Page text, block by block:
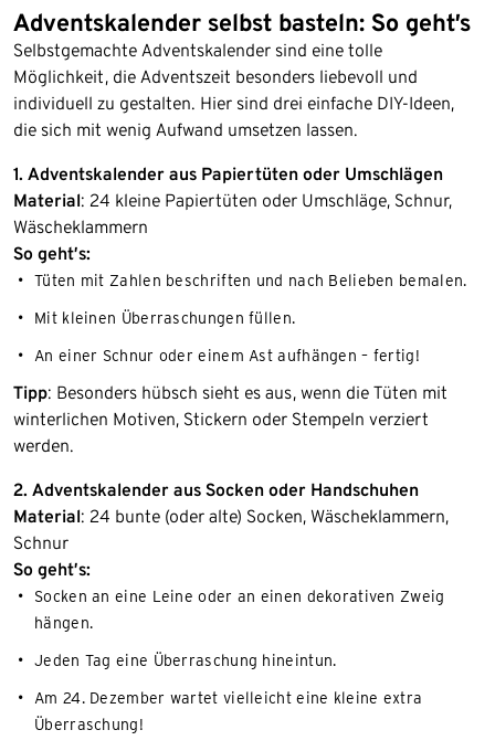
Adventskalender selbst basteln: So geht’s
Selbstgemachte Adventskalender sind eine tolle
Möglichkeit, die Adventszeit besonders liebevoll und
individuell zu gestalten. Hier sind drei einfache DIY-Ideen,
die sich mit wenig Aufwand umsetzen lassen.
1. Adventskalender aus Papiertüten oder Umschlägen
Material: 24 kleine Papiertüten oder Umschläge, Schnur,
Wäscheklammern
So geht’s:
Tüten mit Zahlen beschriften und nach Belieben bemalen.
Mit kleinen Überraschungen füllen.
An einer Schnur oder einem Ast aufhängen – fertig!
Tipp: Besonders hübsch sieht es aus, wenn die Tüten mit
winterlichen Motiven, Stickern oder Stempeln verziert
werden.
2. Adventskalender aus Socken oder Handschuhen
Material: 24 bunte (oder alte) Socken, Wäscheklammern,
Schnur
So geht’s:
Socken an eine Leine oder an einen dekorativen Zweig
hängen.
Jeden Tag eine Überraschung hineintun.
Am 24. Dezember wartet vielleicht eine kleine extra
Überraschung!